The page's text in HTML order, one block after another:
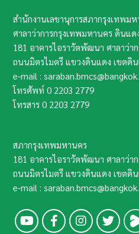
สำนักงานเลขานุการสภากรุงเทพม
ศาลาว่าการกรุงเทพมหานคร ดินแด
181 อาคารไอราวัตพัฒนา ศาลาว่า
ถนนมิตรไมตรี แขวงดินแดง เขตดิ
e-mail :
โทรศัพท์0 2203 2779
โทรสาร0 2203 2779
สภากรุงเทพมหานคร
181 อาคารไอราวัตพัฒนา ศาลาว่า
ถนนมิตรไมตรี แขวงดินแดง เขตดิ
e-mail :